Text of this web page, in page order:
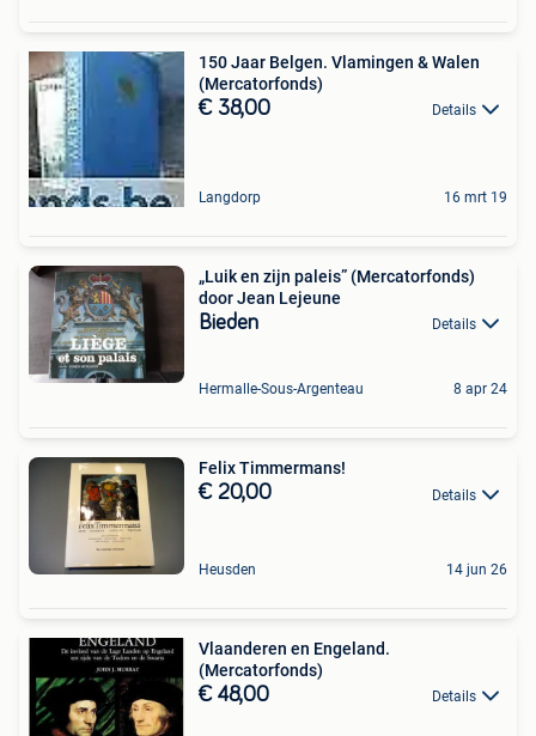
150 Jaar Belgen. Vlamingen & Walen
(Mercatorfonds)
€ 38,00 Details
Langdorp 16 mrt 19
„Luik en zijn paleis” (Mercatorfonds)
door Jean Lejeune
Bieden Details
Hermalle-Sous-Argenteau 8 apr 24
Felix Timmermans!
€ 20,00 Details
Heusden 14 jun 26
Vlaanderen en Engeland.
(Mercatorfonds)
€ 48,00 Details